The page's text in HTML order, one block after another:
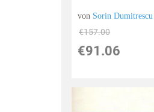
von Sorin Dumitrescu
€157.00
€91.06